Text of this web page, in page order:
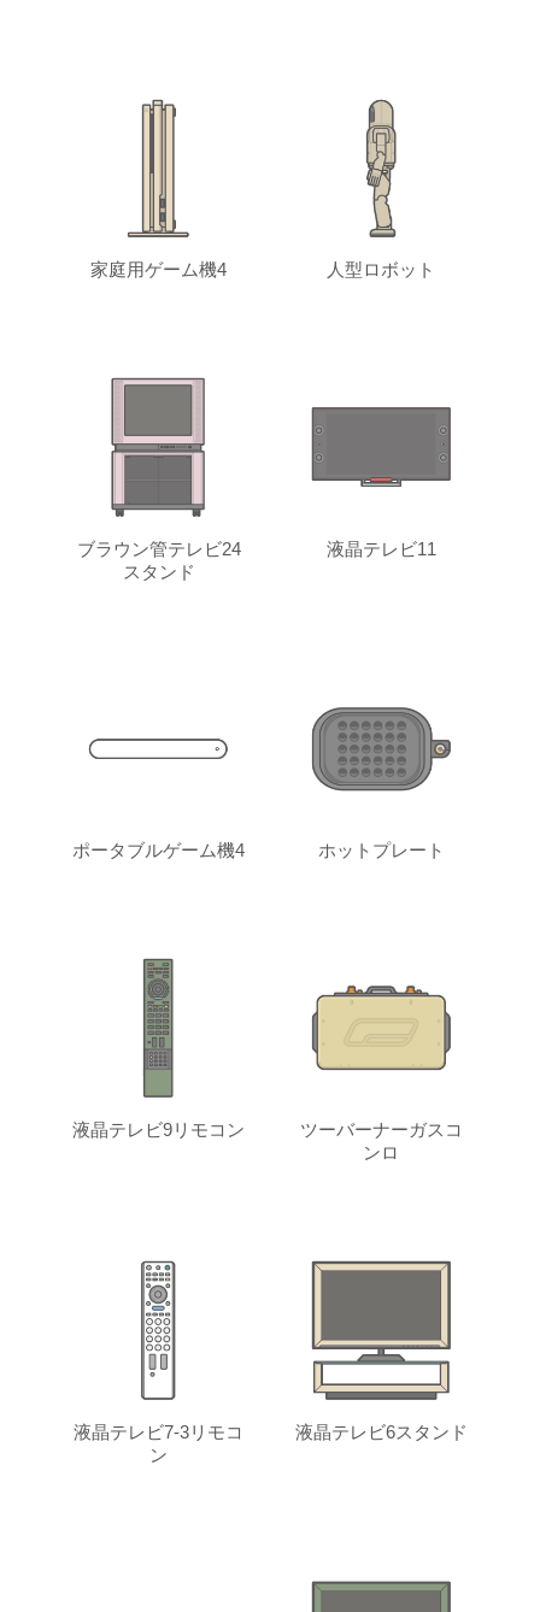
家庭用ゲーム機4 人型ロボット
ブラウン管テレビ24
スタンド
液晶テレビ11
ポータブルゲーム機4 ホットプレート
液晶テレビ9リモコン
ツーバーナーガスコ
ンロ
液晶テレビ7-3リモコ
ン
液晶テレビ6スタンド